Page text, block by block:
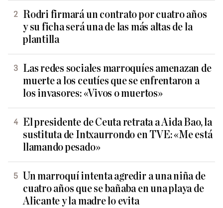
Rodri firmará un contrato por cuatro años
y su ficha será una de las más altas de la
plantilla
Las redes sociales marroquíes amenazan de
muerte a los ceutíes que se enfrentaron a
los invasores: «Vivos o muertos»
El presidente de Ceuta retrata a Aida Bao, la
sustituta de Intxaurrondo en TVE: «Me está
llamando pesado»
Un marroquí intenta agredir a una niña de
cuatro años que se bañaba en una playa de
Alicante y la madre lo evita